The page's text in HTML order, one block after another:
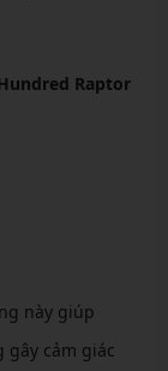
Raptor
này giúp
gây cảm giác